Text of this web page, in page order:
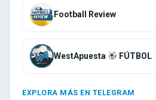
Football Review
WestApuesta FÚTBOL
EXPLORA MÁS EN TELEGRAM